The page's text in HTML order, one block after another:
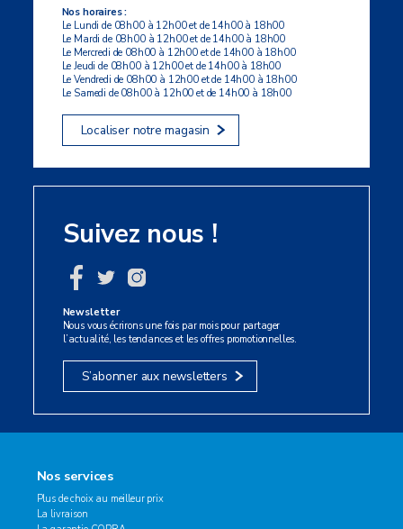
Nos horaires :
Le Lundi de 08h00 à 12h00 et de 14h00 à 18h00
Le Mardi de 08h00 à 12h00 et de 14h00 à 18h00
Le Mercredi de 08h00 à 12h00 et de 14h00 à 18h00
Le Jeudi de 08h00 à 12h00 et de 14h00 à 18h00
Le Vendredi de 08h00 à 12h00 et de 14h00 à 18h00
Le Samedi de 08h00 à 12h00 et de 14h00 à 18h00
Localiser notre magasin
Suivez nous !
Newsletter
Nous vous écrirons une fois par mois pour partager
l’actualité, les tendances et les offres promotionnelles.
S’abonner aux newsletters
Nos services
Plus de choix au meilleur prix
La livraison